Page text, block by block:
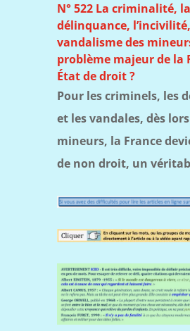
N° 522 La criminalité, la
délinquance,
vandalisme des
problème majeur de la
État de droit ?
Pour les criminels, les
et les vandales, dès
mineurs, la France
de non droit, un